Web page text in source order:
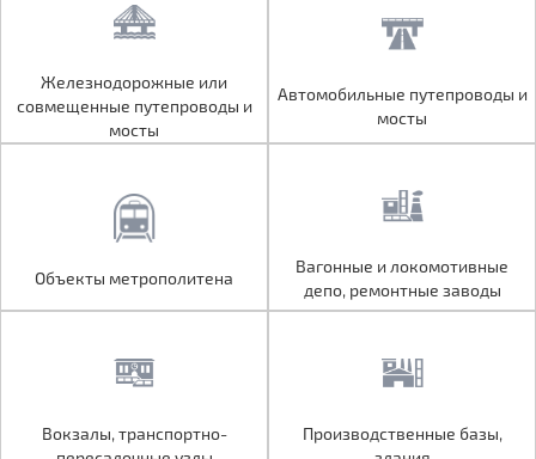
Железнодорожные или
совмещенные путепроводы и
мосты
Автомобильные путепроводы и
мосты
Вагонные и локомотивные
Вокзалы, транспортно-
пересадочные узлы
Производственные базы,
Железнодорожные или
совмещенные путепроводы и
мосты
Автомобильные путепроводы и
мосты
Объекты метрополитена
Вагонные и локомотивные
депо, ремонтные заводы
Вокзалы, транспортно-
Производственные базы,